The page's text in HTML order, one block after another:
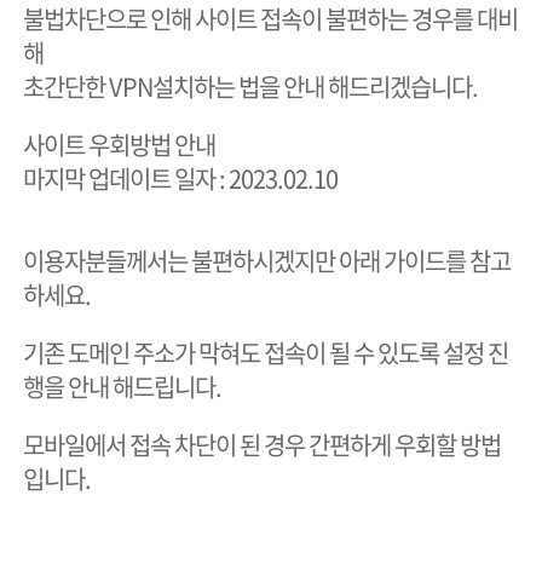
이
조
불법차단으로 인해 사이트 접속이 불편하는 경우를 대비
해
초간단한 VPN설치하는 법을 안내 해드리겠습니다.
사이트 우회방법 안내
마지막 업데이트 일자 : 2023.02.10
이용자분들께서는 불편하시겠지만 아래 가이드를 참고
하세요.
기존 도메인 주소가 막혀도 접속이 될 수 있도록 설정 진
행을 안내 해드립니다.
모바일에서 접속 차단이 된 경우 간편하게 우회할 방법
입니다.